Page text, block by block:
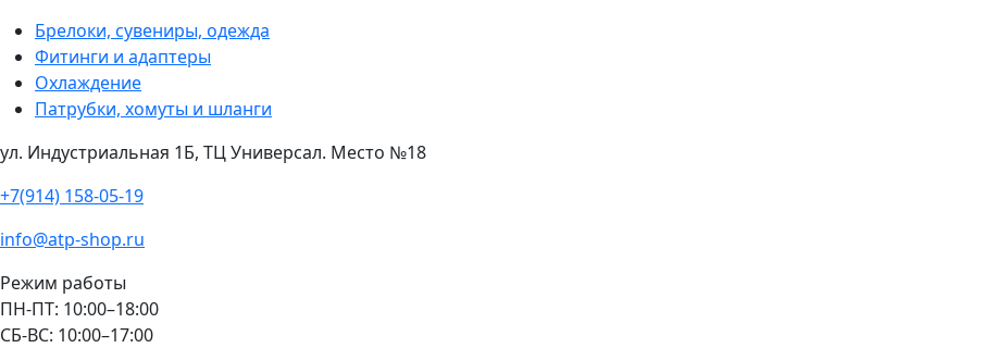
Брелоки, сувениры, одежда
Фитинги и адаптеры
Охлаждение
Патрубки, хомуты и шланги
ул. Индустриальная 1Б, ТЦ Универсал. Место №18
+7(914) 158-05-19
info@atp-shop.ru
Режим работы
ПН-ПТ: 10:00–18:00
СБ-ВС: 10:00–17:00